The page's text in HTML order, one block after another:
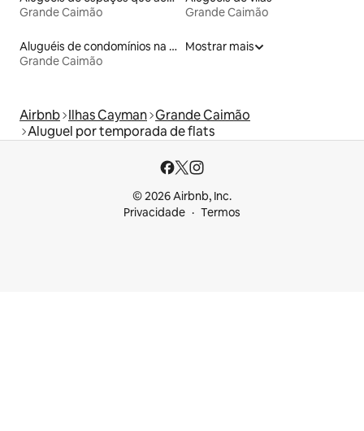
Grande Caimão
Grande Caimão
Aluguéis de condomínios na praia
Grande Caimão
Mostrar mais
Airbnb Ilhas Cayman Grande Caimão
Aluguel por temporada de flats
© 2026 Airbnb, Inc.
Privacidade
Termos